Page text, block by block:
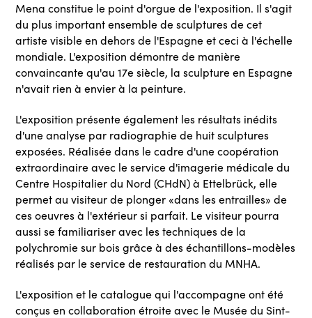
Mena constitue le point d'orgue de l'exposition. Il s'agit
du plus important ensemble de sculptures de cet
artiste visible en dehors de l'Espagne et ceci à l'échelle
mondiale. L'exposition démontre de manière
convaincante qu'au 17e siècle, la sculpture en Espagne
n'avait rien à envier à la peinture.
L'exposition présente également les résultats inédits
d'une analyse par radiographie de huit sculptures
exposées. Réalisée dans le cadre d'une coopération
extraordinaire avec le service d'imagerie médicale du
Centre Hospitalier du Nord (CHdN) à Ettelbrück, elle
permet au visiteur de plonger «dans les entrailles» de
ces oeuvres à l'extérieur si parfait. Le visiteur pourra
aussi se familiariser avec les techniques de la
polychromie sur bois grâce à des échantillons-modèles
réalisés par le service de restauration du MNHA.
L'exposition et le catalogue qui l'accompagne ont été
conçus en collaboration étroite avec le Musée du Sint-